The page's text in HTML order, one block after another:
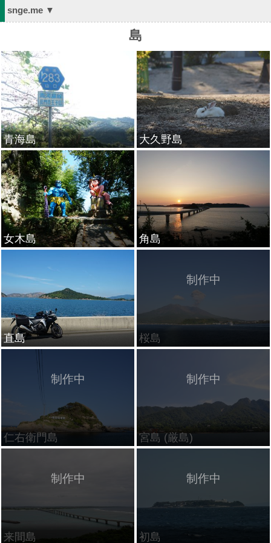
snge.me ▼
島
青海島 大久野島
女木島 角島
直島 桜島
仁右衛門島 宮島 (厳島)
来間島 初島